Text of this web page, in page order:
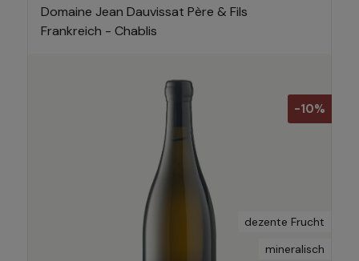
Domaine Jean Dauvissat Père & Fils
Frankreich - Chablis
-10%
dezente Frucht
mineralisch